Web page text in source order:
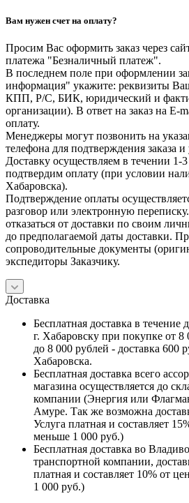
Вам нужен счет на оплату?
Просим Вас оформить заказ через
платежа "Безналичный платеж".
В последнем поле при оформлении
информация" укажите: реквизиты
КПП, Р/С, БИК, юридический и
организации). В ответ на заказ на E-
оплату.
Менеджеры могут позвонить на
телефона для подтверждения заказа
Доставку осуществляем в течении 1-
подтвердим оплату (при условии
Хабаровска).
Подтверждение оплаты
разговор или электронную
отказаться от доставки по своим
до предполагаемой даты доставки.
сопроводительные документы
экспедиторы Заказчику.
Доставка
Бесплатная доставка в течение
г. Хабаровску при покупке от
до 8 000 рублей - доставка 600
Хабаровска.
Бесплатная доставка всего
магазина осуществляется до
компании (Энергия или
Амуре. Так же возможна
Услуга платная и составляет
меньше 1 000 руб.)
Бесплатная доставка во
транспортной компании,
платная и составляет 10% от
1 000 руб.)